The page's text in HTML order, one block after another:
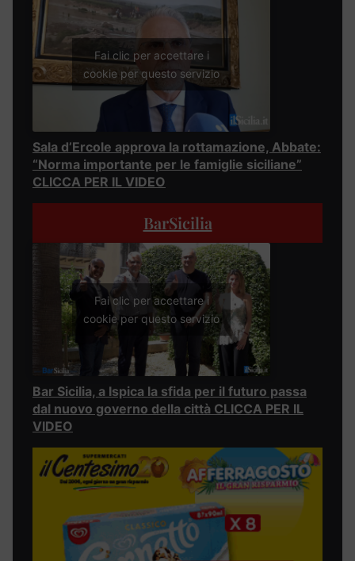
Fai clic per accettare i
cookie per questo servizio
Sala d’Ercole approva la rottamazione, Abbate:
“Norma importante per le famiglie siciliane”
CLICCA PER IL VIDEO
BarSicilia
Fai clic per accettare i
cookie per questo servizio
Bar Sicilia, a Ispica la sfida per il futuro passa
dal nuovo governo della città CLICCA PER IL
VIDEO